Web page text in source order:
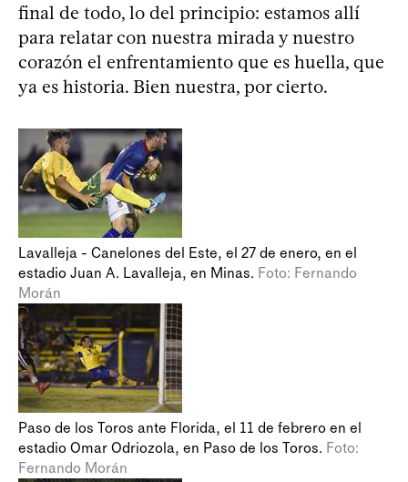
final de todo, lo del principio: estamos allí
para relatar con nuestra mirada y nuestro
corazón el enfrentamiento que es huella, que
ya es historia. Bien nuestra, por cierto.
Lavalleja - Canelones del Este, el 27 de enero, en el
estadio Juan A. Lavalleja, en Minas. Foto: Fernando
Morán
Paso de los Toros ante Florida, el 11 de febrero en el
estadio Omar Odriozola, en Paso de los Toros. Foto:
Fernando Morán